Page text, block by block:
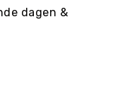
dagen &